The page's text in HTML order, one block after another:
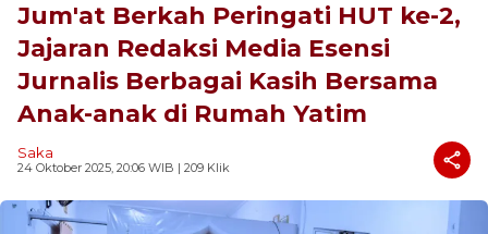
Jum'at Berkah Peringati HUT ke-2,
Jajaran Redaksi Media Esensi
Jurnalis Berbagai Kasih Bersama
Anak-anak di Rumah Yatim
Saka
24 Oktober 2025, 20:06 WIB | 209 Klik